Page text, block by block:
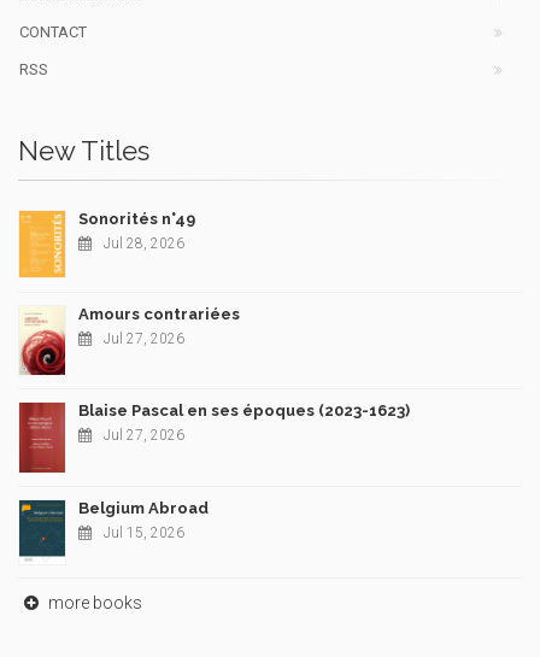
CONTACT
RSS
New Titles
Sonorités n°49
Jul 28, 2026
Amours contrariées
Jul 27, 2026
Blaise Pascal en ses époques (2023-1623)
Jul 27, 2026
Belgium Abroad
Jul 15, 2026
more books